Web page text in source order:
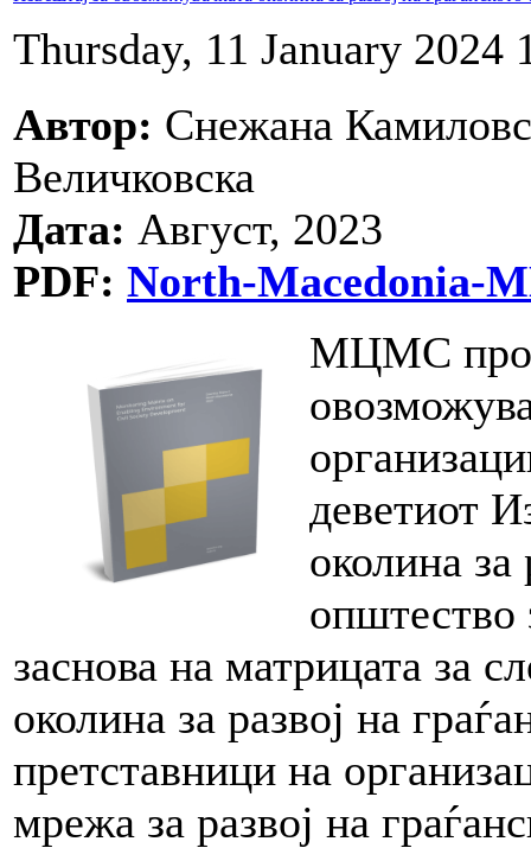
Thursday, 11 January 2024
Автор: Снежана
Величковска
Дата: Август, 2023
PDF: North-Macedonia-
МЦМС
деветиот
околина за
општество
заснова на матрицата за
околина за развој на
претставници на
мрежа за развој на